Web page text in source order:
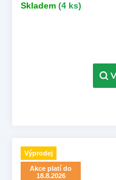
Skladem (4 ks)
Výprodej
Akce platí do
18.8.2026